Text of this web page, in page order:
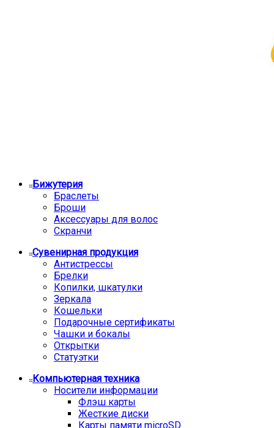
Бижутерия
Браслеты
Броши
Аксессуары для волос
Скранчи
Сувенирная продукция
Антистрессы
Брелки
Копилки, шкатулки
Зеркала
Кошельки
Подарочные сертификаты
Чашки и бокалы
Открытки
Статуэтки
Компьютерная техника
Носители информации
Флэш карты
Жесткие диски
Карты памяти microSD